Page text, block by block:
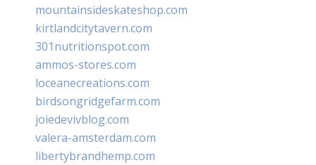
mountainsideskateshop.com
kirtlandcitytavern.com
301nutritionspot.com
ammos-stores.com
loceanecreations.com
birdsongridgefarm.com
joiedevivblog.com
valera-amsterdam.com
libertybrandhemp.com